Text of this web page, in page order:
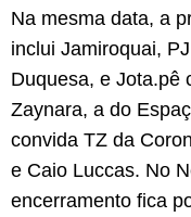
Na mesma data, a
inclui Jamiroquai,
Duquesa, e Jota.pê
Zaynara, a do
convida TZ da
e Caio Luccas. No
encerramento fica